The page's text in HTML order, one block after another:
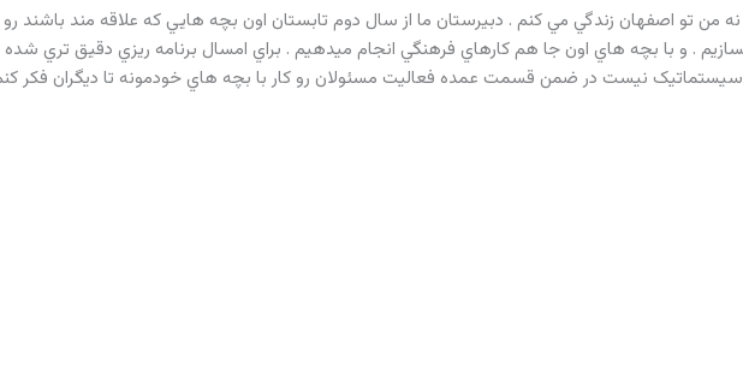
من تو اصفهان زندگي مي کنم . دبيرستان ما از سال دوم تابستان اون بچه هايي که علاقه مند باشند رو
. و با بچه هاي اون جا هم کارهاي فرهنگي انجام ميدهيم . براي امسال برنامه ريزي دقيق تري شده
سيستماتيک نيست در ضمن قسمت عمده فعاليت مسئولان رو کار با بچه هاي خودمونه تا ديگران فکر